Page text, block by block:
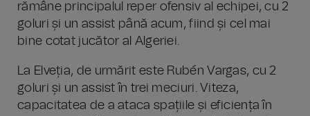
rămâne principalul reper ofensiv al echipei, cu 2
goluri și un assist până acum, fiind și cel mai
bine cotat jucător al Algeriei.
La Elveția, de urmărit este Rubén Vargas, cu 2
goluri și un assist în trei meciuri. Viteza,
capacitatea de a ataca spațiile și eficiența în